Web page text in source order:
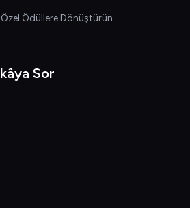
Özel Ödüllere Dönüştürün
Sor